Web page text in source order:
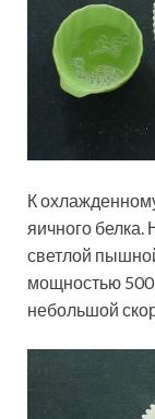
К
яичного белка.
светлой
мощностью 500
небольшой